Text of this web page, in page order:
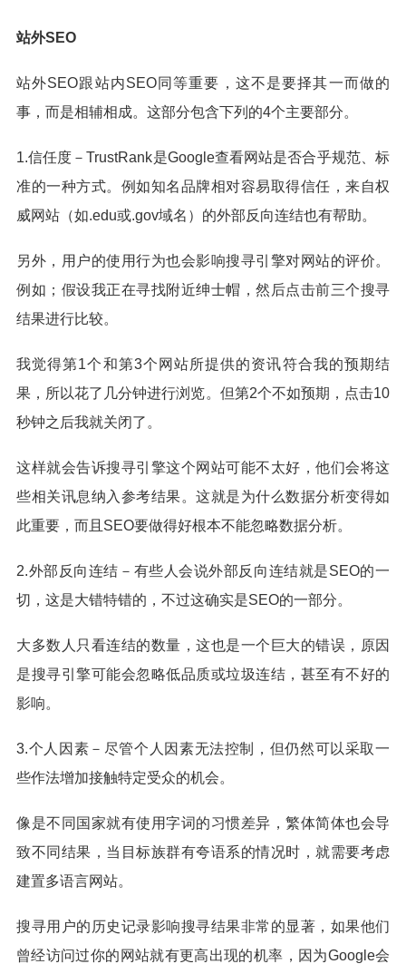
站外SEO
站外SEO跟站内SEO同等重要，这不是要择其一而做的
事，而是相辅相成。这部分包含下列的4个主要部分。
1.信任度－TrustRank是Google查看网站是否合乎规范、标
准的一种方式。例如知名品牌相对容易取得信任，来自权
威网站（如.edu或.gov域名）的外部反向连结也有帮助。
另外，用户的使用行为也会影响搜寻引擎对网站的评价。
例如；假设我正在寻找附近绅士帽，然后点击前三个搜寻
结果进行比较。
我觉得第1个和第3个网站所提供的资讯符合我的预期结
果，所以花了几分钟进行浏览。但第2个不如预期，点击10
秒钟之后我就关闭了。
这样就会告诉搜寻引擎这个网站可能不太好，他们会将这
些相关讯息纳入参考结果。这就是为什么数据分析变得如
此重要，而且SEO要做得好根本不能忽略数据分析。
2.外部反向连结－有些人会说外部反向连结就是SEO的一
切，这是大错特错的，不过这确实是SEO的一部分。
大多数人只看连结的数量，这也是一个巨大的错误，原因
是搜寻引擎可能会忽略低品质或垃圾连结，甚至有不好的
影响。
3.个人因素－尽管个人因素无法控制，但仍然可以采取一
些作法增加接触特定受众的机会。
像是不同国家就有使用字词的习惯差异，繁体简体也会导
致不同结果，当目标族群有夸语系的情况时，就需要考虑
建置多语言网站。
搜寻用户的历史记录影响搜寻结果非常的显著，如果他们
曾经访问过你的网站就有更高出现的机率，因为Google会